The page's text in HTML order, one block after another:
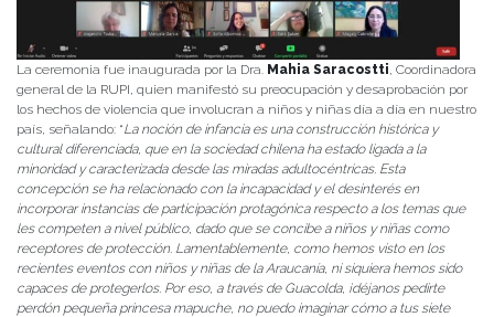
La ceremonia fue inaugurada por la Dra. Mahia Saracostti, Coordinadora
general de la RUPI, quien manifestó su preocupación y desaprobación por
los hechos de violencia que involucran a niños y niñas día a día en nuestro
país, señalando: “La noción de infancia es una construcción histórica y
cultural diferenciada, que en la sociedad chilena ha estado ligada a la
minoridad y caracterizada desde las miradas adultocéntricas. Esta
concepción se ha relacionado con la incapacidad y el desinterés en
incorporar instancias de participación protagónica respecto a los temas que
les competen a nivel público, dado que se concibe a niños y niñas como
receptores de protección. Lamentablemente, como hemos visto en los
recientes eventos con niños y niñas de la Araucanía, ni siquiera hemos sido
capaces de protegerlos. Por eso, a través de Guacolda, ¡déjanos pedirte
perdón pequeña princesa mapuche, no puedo imaginar cómo a tus siete